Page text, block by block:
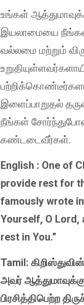
உங்கள்
இயலாமையை நீங்கள்
வல்லமை மற்றும்
இளைப்பாறுதல்
நீங்கள்
கண்டடைவீர்கள்.
English : One of
provide rest for
famously wrote
Yourself, O
rest in You.”
Tamil:
அவர்
பிரசித்திபெற்ற